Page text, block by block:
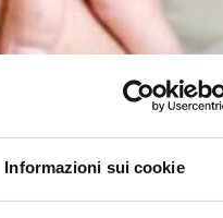
Informazioni sui cookie